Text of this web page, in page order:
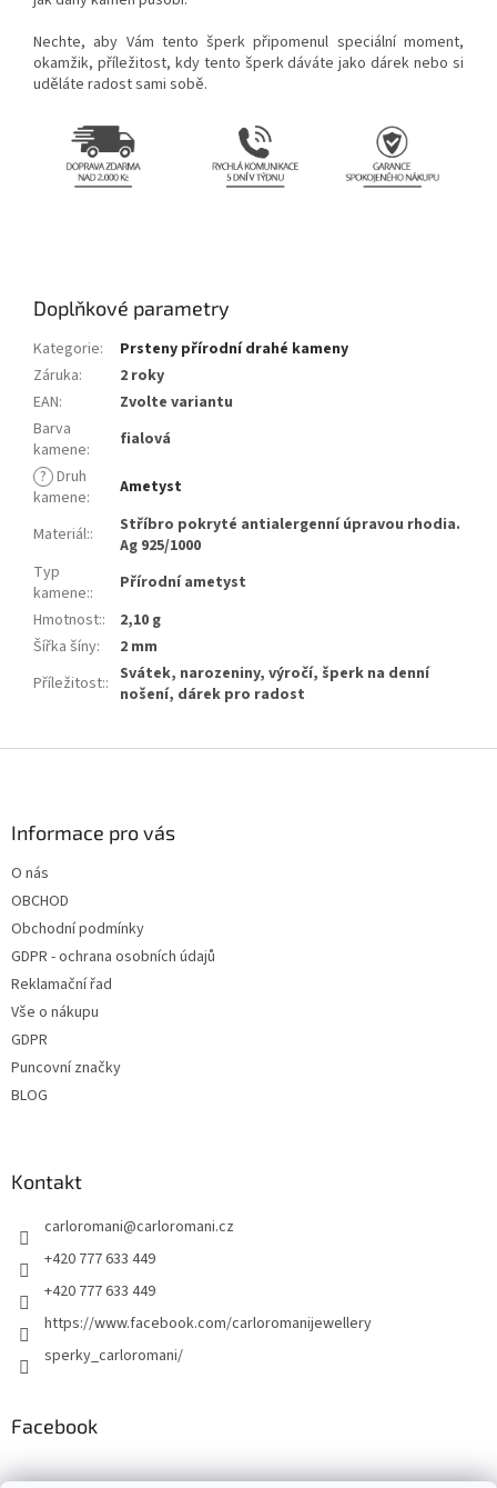
Nechte, aby Vám tento šperk připomenul speciální moment,
okamžik, příležitost, kdy tento šperk dáváte jako dárek nebo si
uděláte radost sami sobě.
Doplňkové parametry
Kategorie:
Prsteny přírodní drahé kameny
Záruka:
2 roky
EAN:
Zvolte variantu
Barva
kamene:
fialová
? Druh
kamene: Ametyst
Materiál::
Stříbro pokryté antialergenní úpravou rhodia.
Ag 925/1000
Typ
kamene::
Přírodní ametyst
Hmotnost::
2,10 g
Šířka šíny:
2 mm
Příležitost:: Svátek, narozeniny, výročí, šperk na denní
nošení, dárek pro radost
Informace pro vás
O nás
OBCHOD
Obchodní podmínky
GDPR - ochrana osobních údajů
Reklamační řad
Vše o nákupu
GDPR
Puncovní značky
BLOG
Kontakt
carloromani@carloromani.cz
+420 777 633 449
+420 777 633 449
https://www.facebook.com/carloromanijewellery
sperky_carloromani/
Facebook